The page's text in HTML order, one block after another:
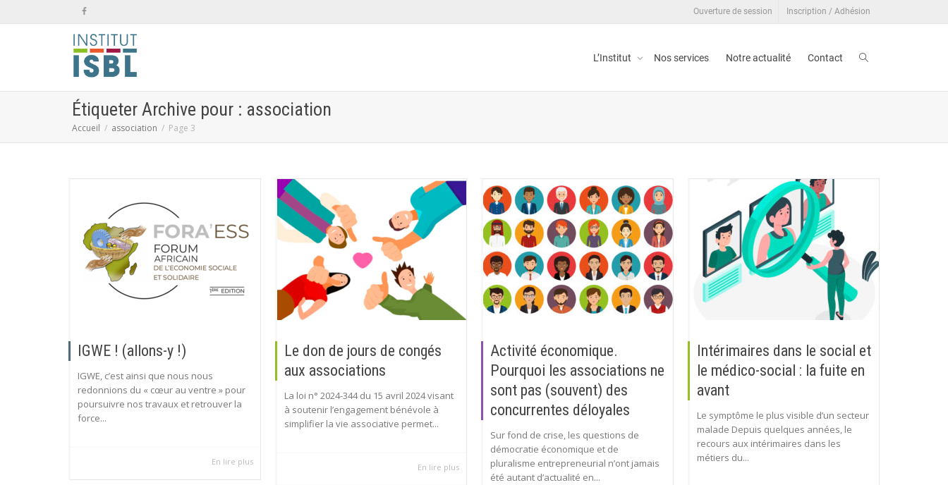
Ouverture de session Inscription / Adhésion
L’Institut Nos services Notre actualité Contact
Étiqueter Archive pour : association
Accueil association Page 3
IGWE ! (allons-y !)
IGWE, c’est ainsi que nous nous
redonnions du « cœur au ventre » pour
poursuivre nos travaux et retrouver la
force...
En lire plus
Le don de jours de congés
aux associations
La loi n° 2024-344 du 15 avril 2024 visant
à soutenir l’engagement bénévole à
simplifier la vie associative permet...
En lire plus
Activité économique.
Pourquoi les associations ne
sont pas (souvent) des
concurrentes déloyales
Sur fond de crise, les questions de
démocratie économique et de
pluralisme entrepreneurial n’ont jamais
été autant d’actualité en...
Intérimaires dans le social et
le médico-social : la fuite en
avant
Le symptôme le plus visible d’un secteur
malade Depuis quelques années, le
recours aux intérimaires dans les
métiers du...